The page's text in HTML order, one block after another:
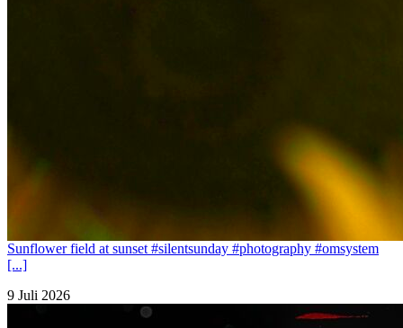
Sunflower field at sunset #silentsunday #photography #omsystem
[...]
9 Juli 2026